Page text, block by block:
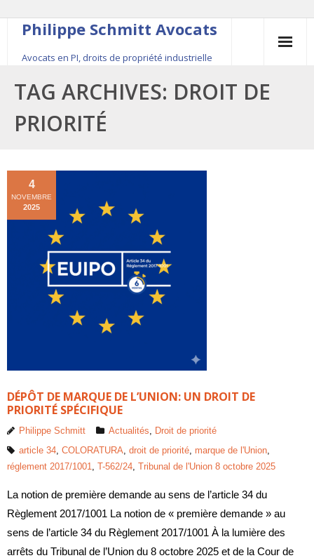
Philippe Schmitt Avocats
Avocats en PI, droits de propriété industrielle
45, rue Saint-Anne, 75001 Paris, +33 (0)1 84 16 35
54
Contact
Le fondateur
Publications
Actualité
TAG ARCHIVES: DROIT DE
PRIORITÉ
DÉPÔT DE MARQUE DE L’UNION: UN DROIT DE
PRIORITÉ SPÉCIFIQUE
4
NOVEMBRE
2025
Philippe Schmitt Actualités, Droit de priorité
article 34, COLORATURA, droit de priorité, marque de l'Union,
réglement 2017/1001, T-562/24, Tribunal de l'Union 8 octobre 2025
La notion de première demande au sens de l’article 34 du
Règlement 2017/1001 La notion de « première demande » au
sens de l’article 34 du Règlement 2017/1001 À la lumière des
arrêts du Tribunal de l’Union du 8 octobre 2025 et de la Cour de